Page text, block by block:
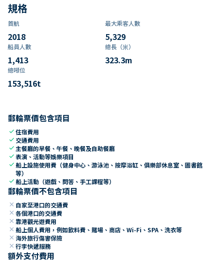
規格
首航
2018
最大乘客人數
5,329
船員人數
1,413
總長（米）
323.3m
總噸位
153,516t
郵輪票價包含項目
check住宿費用
check 交通費用
check 主餐廳的早餐、午餐、晚餐及自助餐廳
check表演、活動等娛樂項目
check船上設施使用費（健身中心、游泳池、按摩浴缸、俱樂部休息室、圖書館
等）
check船上活動（遊戲、問答、手工課程等）
郵輪票價不包含項目
close 自家至港口的交通費
close 各個港口的交通費
close 靠港觀光遊費用
close 船上個人費用，例如飲料費、賭場、商店、Wi-Fi、SPA、洗衣等
close 海外旅行傷害保險
close 行李快遞服務
額外支付費用